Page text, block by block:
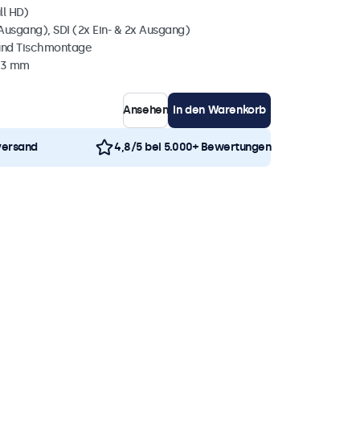
HD)
SDI (2x Ein- & 2x Ausgang)
Tischmontage
mm
Ansehen In den Warenkorb
4,8/5 bei 5.000+ Bewertungen